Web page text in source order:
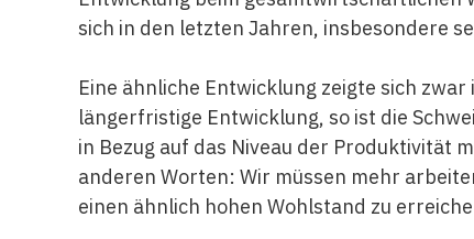
sich in den letzten Jahren, insbesondere
Eine ähnliche Entwicklung zeigte sich
längerfristige Entwicklung, so ist die
in Bezug auf das Niveau der Produktivität
anderen Worten: Wir müssen mehr
einen ähnlich hohen Wohlstand zu